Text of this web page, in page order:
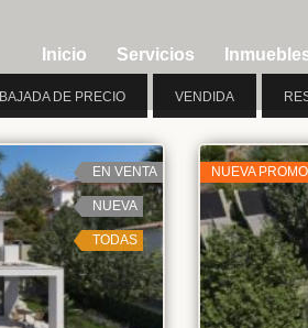
Inicio Servicios
BAJADA DE PRECIO VENDIDA
EN VENTA
NUEVA
TODAS
NUEVA